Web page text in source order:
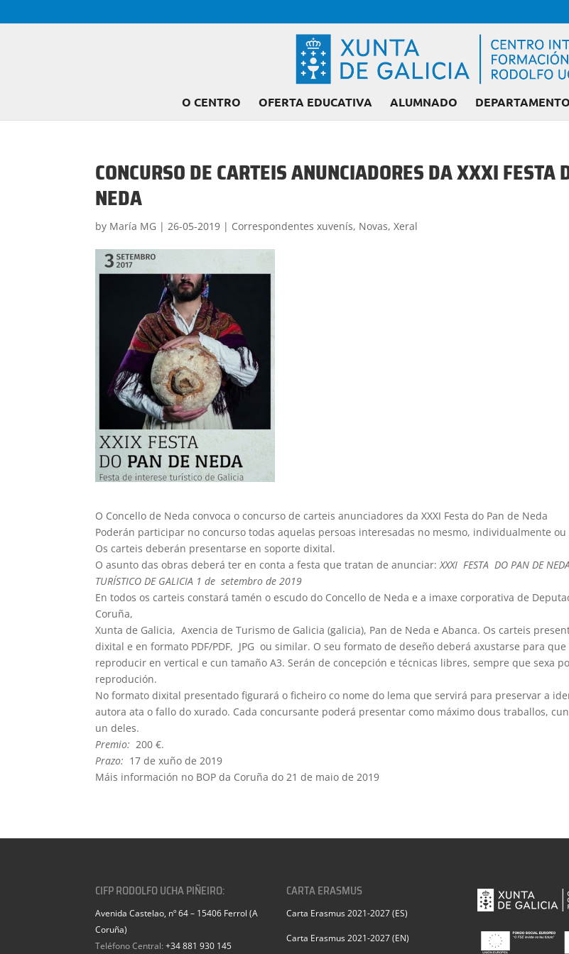
O CENTRO OFERTA EDUCATIVA ALUMNADO
CONCURSO DE CARTEIS ANUNCIADORES DA XXXI FESTA
NEDA
by María MG |26-05-2019 | Correspondentes xuvenís, Novas,Xeral
O Concello de Neda convoca o concurso de carteis anunciadores da XXXI Festa do Pan de Neda
Poderán participar no concurso todas aquelas persoas interesadas no mesmo, individualmente
Os carteis deberán presentarse en soporte dixital.
O asunto das obras deberá ter en conta a festa que tratan de anunciar: XXXI FESTA DO PAN DE
TURÍSTICO DE GALICIA 1 de setembro de 2019
En todos os carteis constará tamén o escudo do Concello de Neda e a imaxe corporativa de
Coruña,
Xunta de Galicia, Axencia de Turismo de Galicia (galicia), Pan de Neda e Abanca. Os carteis
dixital e en formato PDF/PDF, JPG ou similar. O seu formato de deseño deberá axustarse para
reproducir en vertical e cun tamaño A3. Serán de concepción e técnicas libres, sempre que sexa
reprodución.
No formato dixital presentado figurará o ficheiro co nome do lema que servirá para preservar a
autora ata o fallo do xurado. Cada concursante poderá presentar como máximo dous traballos,
un deles.
Premio: 200 €.
Prazo: 17 de xuño de 2019
Máis información no BOP da Coruña do 21 de maio de 2019
CIFP RODOLFO UCHA PIÑEIRO:
Avenida Castelao, nº 64 – 15406 Ferrol (A
Coruña)
Teléfono Central:+34 881 930 145
CARTA ERASMUS
Carta Erasmus 2021-2027 (ES)
Carta Erasmus 2021-2027 (EN)